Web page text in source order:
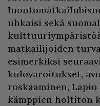
uhkaisi sekä
matkailijoiden
esimerkiksi
kulovaroitukset,
roskaaminen,
kämppien holtiton